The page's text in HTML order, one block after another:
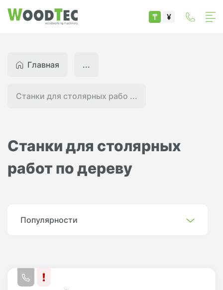
₸ ¥
Главная
Станки для столярных рабо ...
...
Станки для столярных
работ по дереву
Популярности